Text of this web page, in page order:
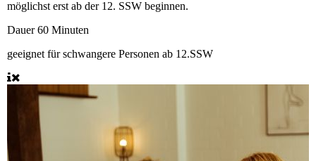
möglichst erst ab der 12. SSW beginnen.
Dauer60 Minuten
geeignet fürschwangere Personen ab 12.SSW